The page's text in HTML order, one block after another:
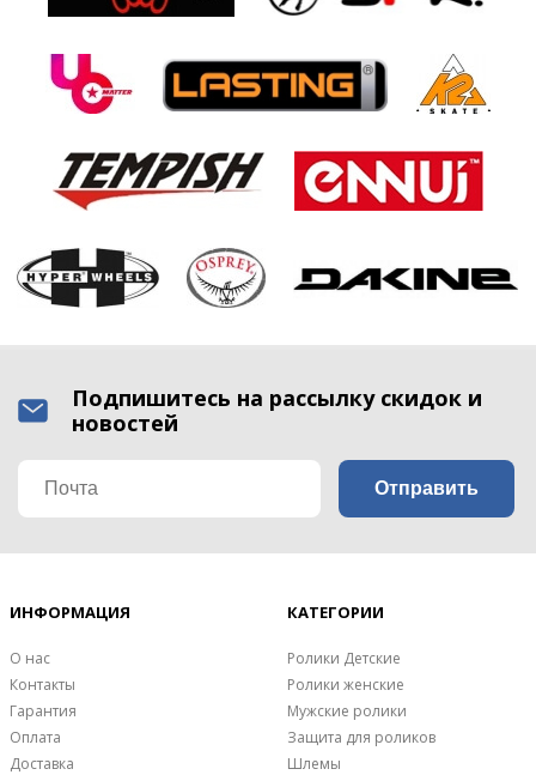
Подпишитесь на рассылку скидок и
новостей
ИНФОРМАЦИЯ
О нас
Контакты
Гарантия
Оплата
Доставка
КАТЕГОРИИ
Ролики Детские
Ролики женские
Мужские ролики
Защита для роликов
Шлемы